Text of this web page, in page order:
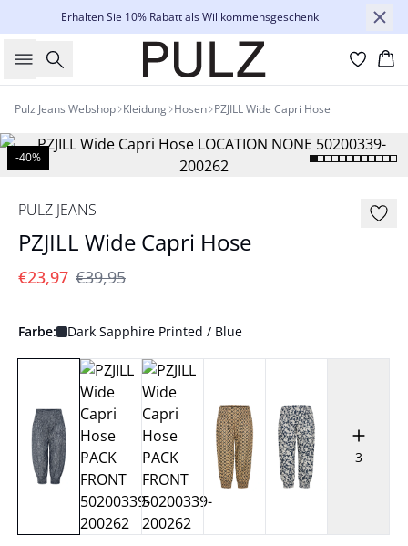
Erhalten Sie 10% Rabatt als Willkommensgeschenk
Suche
Pulz Jeans Webshop Kleidung Hosen PZJILL Wide Capri Hose
-40%
PULZ JEANS
PZJILL Wide Capri Hose
€23,97 €39,95
Farbe: Dark Sapphire Printed / Blue
3